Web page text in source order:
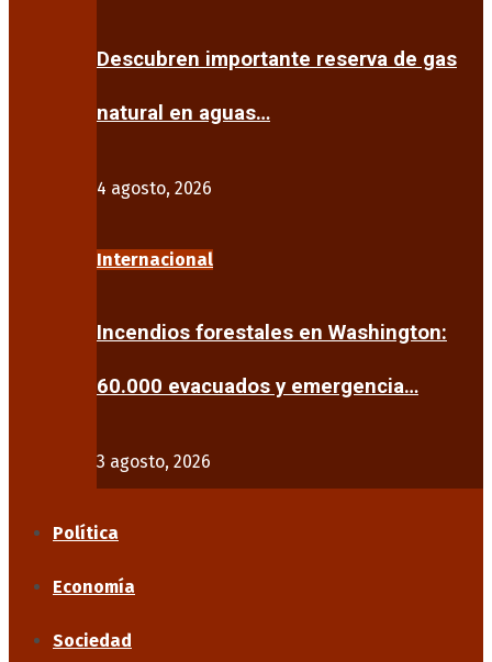
Descubren importante reserva de gas
natural en aguas…
4 agosto, 2026
Internacional
Incendios forestales en Washington:
60.000 evacuados y emergencia…
3 agosto, 2026
Política
Economía
Sociedad